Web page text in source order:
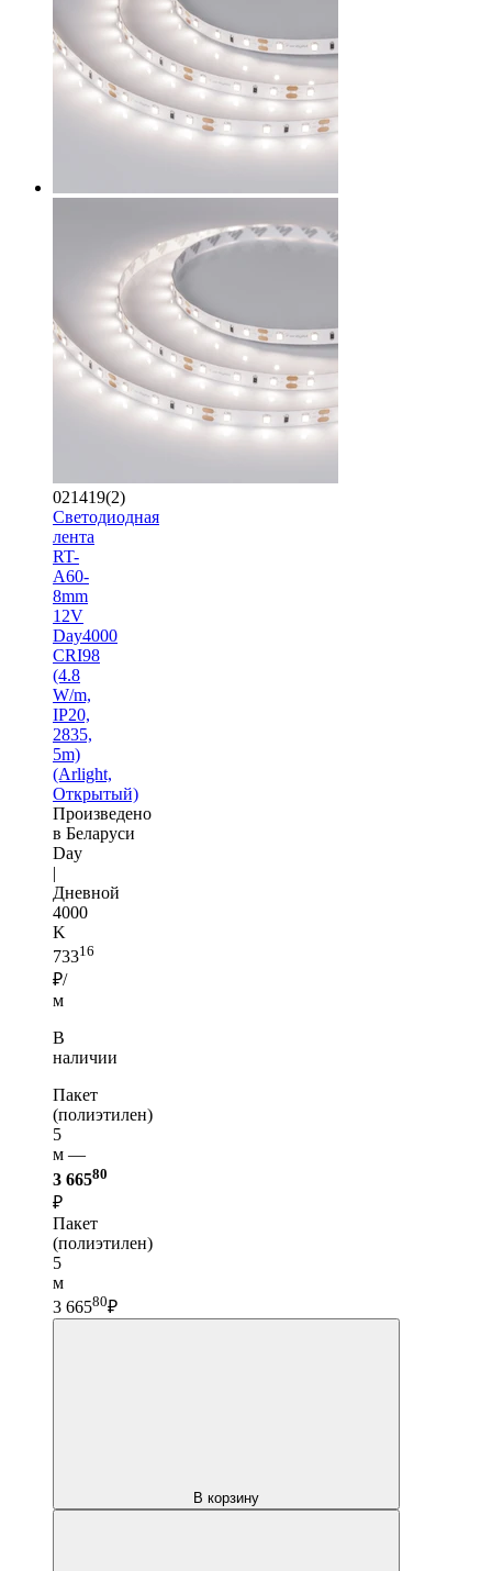
021419(2)
Светодиодная
лента
RT-
A60-
8mm
12V
Day4000
CRI98
(4.8
W/m,
IP20,
2835,
5m)
(Arlight,
Открытый)
Произведено
в Беларуси
Day
|
Дневной
4000
K
73316
₽/
м
В
наличии
Пакет
(полиэтилен)
5
м —
3 66580
₽
Пакет
(полиэтилен)
5
м
3 66580₽
В корзину